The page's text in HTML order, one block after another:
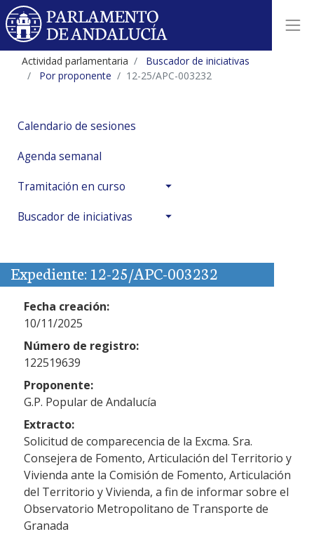
Actividad parlamentaria
Buscador de iniciativas
Por proponente
12-25/APC-003232
Calendario de sesiones
Agenda semanal
Tramitación en curso
Buscador de iniciativas
Expediente: 12-25/APC-003232
Fecha creación:
10/11/2025
Número de registro:
122519639
Proponente:
G.P. Popular de Andalucía
Extracto:
Solicitud de comparecencia de la Excma. Sra.
Consejera de Fomento, Articulación del Territorio y
Vivienda ante la Comisión de Fomento, Articulación
del Territorio y Vivienda, a fin de informar sobre el
Observatorio Metropolitano de Transporte de
Granada